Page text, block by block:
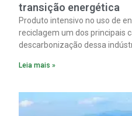
transição energética
Produto intensivo no uso de
reciclagem um dos principais
descarbonização dessa
material. A produção de um
insumo, a sucata, devido,
pela matéria-prima.
Leia mais »